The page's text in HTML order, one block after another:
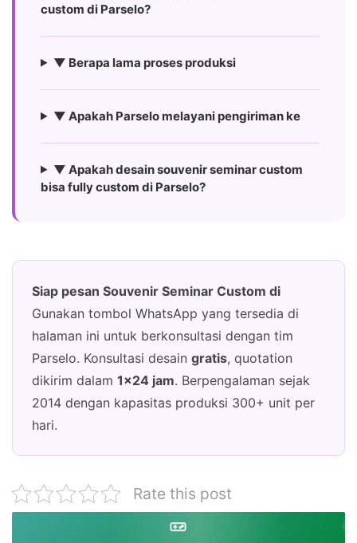
custom di Parselo?
▼ Berapa lama proses produksi
▼ Apakah Parselo melayani pengiriman ke
▼ Apakah desain souvenir seminar custom
bisa fully custom di Parselo?
Siap pesan Souvenir Seminar Custom di
Gunakan tombol WhatsApp yang tersedia di
halaman ini untuk berkonsultasi dengan tim
Parselo. Konsultasi desain gratis, quotation
dikirim dalam 1×24 jam. Berpengalaman sejak
2014 dengan kapasitas produksi 300+ unit per
hari.
Rate this post